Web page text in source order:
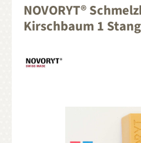
NOVORYT®
Kirschbaum 1